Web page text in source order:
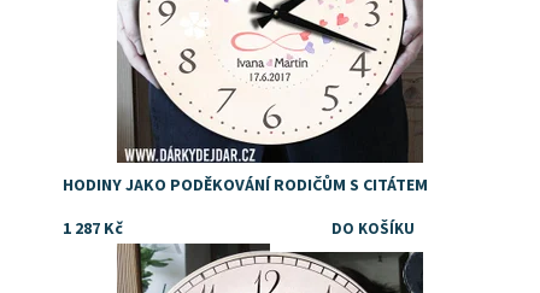
HODINY JAKO PODĚKOVÁNÍ RODIČŮM S CITÁTEM
1 287 Kč
Dostupnost:
Skladem